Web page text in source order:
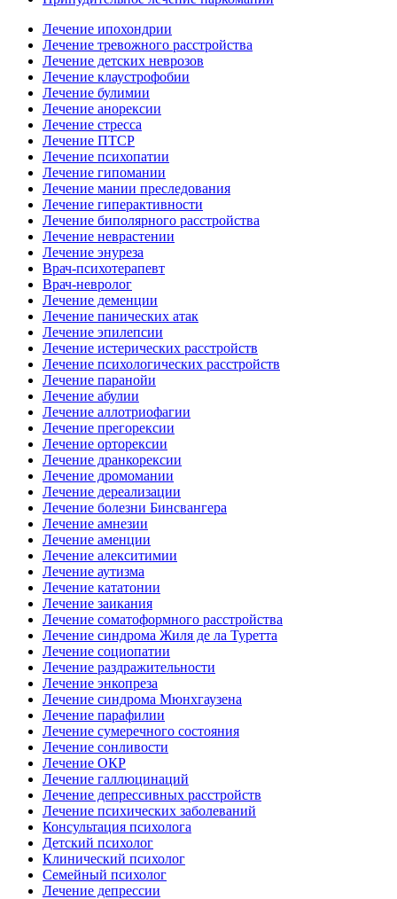
Лечение ипохондрии
Лечение тревожного расстройства
Лечение детских неврозов
Лечение клаустрофобии
Лечение булимии
Лечение анорексии
Лечение стресса
Лечение ПТСР
Лечение психопатии
Лечение гипомании
Лечение мании преследования
Лечение гиперактивности
Лечение биполярного расстройства
Лечение неврастении
Лечение энуреза
Врач-психотерапевт
Врач-невролог
Лечение деменции
Лечение панических атак
Лечение эпилепсии
Лечение истерических расстройств
Лечение психологических расстройств
Лечение паранойи
Лечение абулии
Лечение аллотриофагии
Лечение прегорексии
Лечение орторексии
Лечение дранкорексии
Лечение дромомании
Лечение дереализации
Лечение болезни Бинсвангера
Лечение амнезии
Лечение аменции
Лечение алекситимии
Лечение аутизма
Лечение кататонии
Лечение заикания
Лечение соматоформного расстройства
Лечение синдрома Жиля де ла Туретта
Лечение социопатии
Лечение раздражительности
Лечение энкопреза
Лечение синдрома Мюнхгаузена
Лечение парафилии
Лечение сумеречного состояния
Лечение сонливости
Лечение ОКР
Лечение галлюцинаций
Лечение депрессивных расстройств
Лечение психических заболеваний
Консультация психолога
Детский психолог
Клинический психолог
Семейный психолог
Лечение депрессии